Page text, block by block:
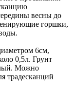
весны до
горшки,
6см,
0,5л. Грунт
Можно
традесканций